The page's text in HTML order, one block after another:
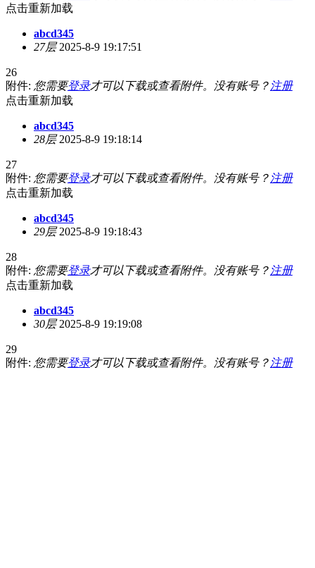
点击重新加载
abcd345
27层2025-8-9 19:17:51
26
附件: 您需要登录才可以下载或查看附件。没有账号？ 注册
点击重新加载
abcd345
28层2025-8-9 19:18:14
27
附件: 您需要登录才可以下载或查看附件。没有账号？ 注册
点击重新加载
abcd345
29层2025-8-9 19:18:43
28
附件: 您需要登录才可以下载或查看附件。没有账号？ 注册
点击重新加载
abcd345
30层2025-8-9 19:19:08
29
附件: 您需要登录才可以下载或查看附件。没有账号？ 注册